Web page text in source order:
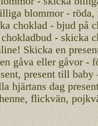
blommor -
choklad - bjud på
- skicka
Skicka en
gåva eller gåvor -
present till
hjärtans dag
flickvän,